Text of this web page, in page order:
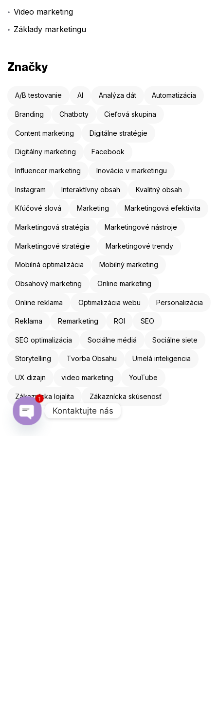
Video marketing
Základy marketingu
Značky
A/B testovanie AI Analýza dát Automatizácia
Branding Chatboty Cieľová skupina
Content marketing Digitálne stratégie
Digitálny marketing Facebook
Influencer marketing Inovácie v marketingu
Instagram Interaktívny obsah Kvalitný obsah
Kľúčové slová Marketing Marketingová efektivita
Marketingová stratégia Marketingové nástroje
Marketingové stratégie Marketingové trendy
Mobilná optimalizácia Mobilný marketing
Obsahový marketing Online marketing
Online reklama Optimalizácia webu Personalizácia
Reklama Remarketing ROI SEO
SEO optimalizácia Sociálne médiá Sociálne siete
Storytelling Tvorba Obsahu Umelá inteligencia
UX dizajn video marketing YouTube
Zákaznícka lojalita Zákaznícka skúsenosť
Kontaktujte nás
1